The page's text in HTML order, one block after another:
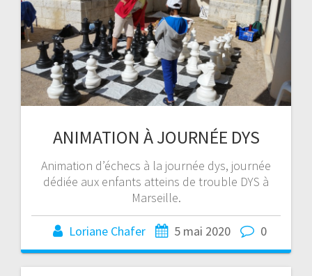
ANIMATION À JOURNÉE DYS
Animation d’échecs à la journée dys, journée
dédiée aux enfants atteins de trouble DYS à
Marseille.
Loriane Chafer 5 mai 2020 0